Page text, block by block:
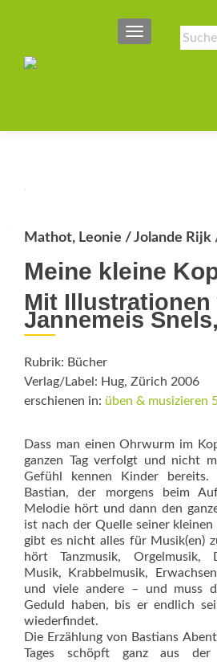
Suche
nach:
SCHALTE
Mathot, Leonie / Jolande Rijk
Meine kleine
Mit Illustrationen
Jannemeis
Rubrik: Bücher
Verlag/Label: Hug, Zürich 2006
erschienen in: üben & musizieren
Dass man einen Ohrwurm im
ganzen Tag verfolgt und nicht
Gefühl kennen Kinder
Bastian, der morgens beim
Melodie hört und dann den
ist nach der Quelle seiner
gibt es nicht alles für Musik(en)
hört Tanzmusik, Orgelmusik,
Musik, Krabbelmusik,
und viele andere – und muss
Geduld haben, bis er endlich
wiederfindet.
Die Erzählung von Bastians
Tages schöpft ganz aus der